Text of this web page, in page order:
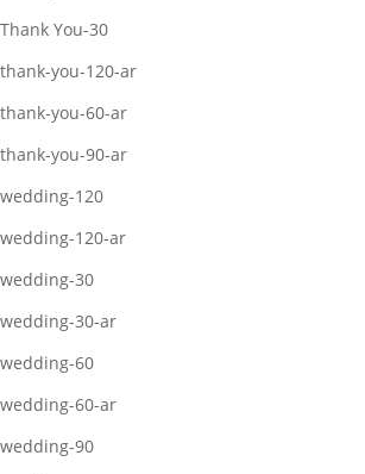
Thank You-30
thank-you-120-ar
thank-you-60-ar
thank-you-90-ar
wedding-120
wedding-120-ar
wedding-30
wedding-30-ar
wedding-60
wedding-60-ar
wedding-90